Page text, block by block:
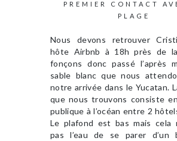
PREMIER CONTACT
PLAGE
Nous devons retrouver
hôte Airbnb à 18h près de
fonçons donc passé l’après
sable blanc que nous
notre arrivée dans le Yucatan.
que nous trouvons consiste
publique à l’océan entre 2
Le plafond est bas mais cela
pas l’eau de se parer d’un